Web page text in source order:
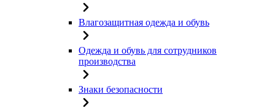
Влагозащитная одежда и обувь
Одежда и обувь для сотрудников
производства
Знаки безопасности